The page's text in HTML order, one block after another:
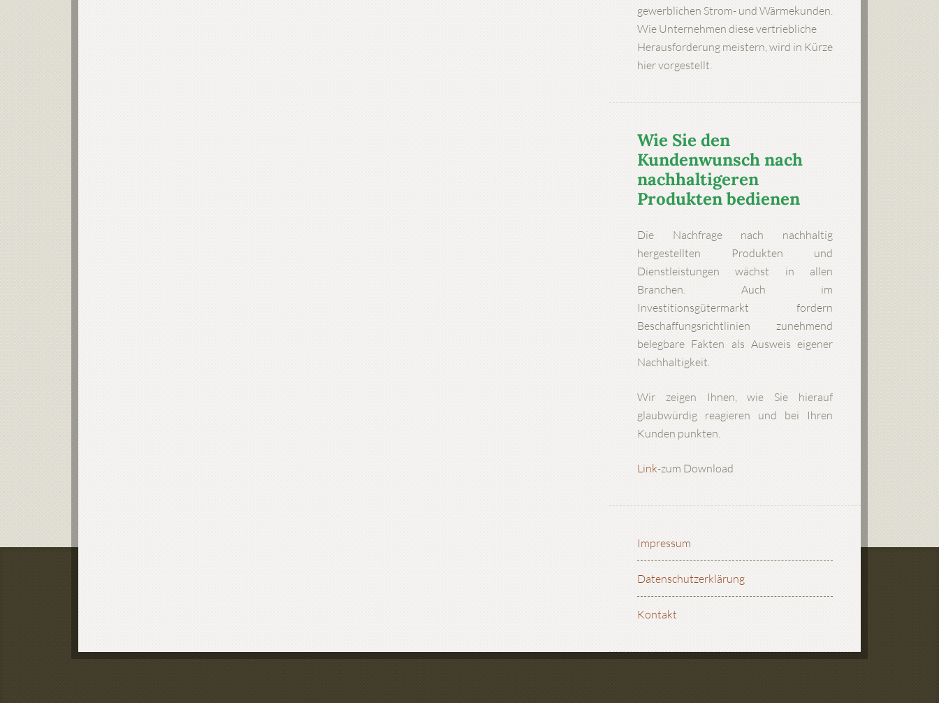
gewerblichen Strom- und Wärmekunden.
Wie Unternehmen diese vertriebliche
Herausforderung meistern, wird in Kürze
hier vorgestellt.
Wie Sie den
Kundenwunsch nach
nachhaltigeren
Produkten bedienen
Die Nachfrage nach nachhaltig
hergestellten Produkten und
Dienstleistungen wächst in allen
Branchen. Auch im
Investitionsgütermarkt fordern
Beschaffungsrichtlinien zunehmend
belegbare Fakten als Ausweis eigener
Nachhaltigkeit.
Wir zeigen Ihnen, wie Sie hierauf
glaubwürdig reagieren und bei Ihren
Kunden punkten.
Link-zum Download
Impressum
Datenschutzerklärung
Kontakt